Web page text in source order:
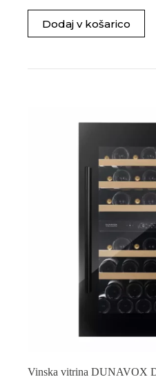
Dodaj v košarico
Vinska vitrina DUNAVOX